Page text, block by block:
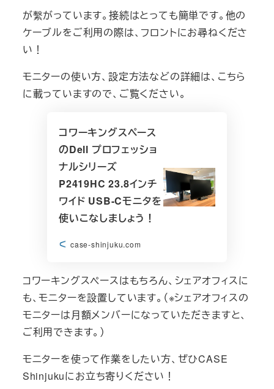
が繫がっています。接続はとっても簡単です。他の
ケーブルをご利用の際は、フロントにお尋ねくださ
い！
モニターの使い方、設定方法などの詳細は、こちら
に載っていますので、ご覧ください。
コワーキングスペース
のDell プロフェッショ
ナルシリーズ
P2419HC 23.8インチ
ワイド USB-Cモニタを
使いこなしましょう！
case-shinjuku.com
コワーキングスペースはもちろん、シェアオフィスに
も、モニターを設置しています。（※シェアオフィスの
モニターは月額メンバーになっていただきますと、
ご利用できます。）
モニターを使って作業をしたい方、ぜひCASE
Shinjukuにお立ち寄りください！